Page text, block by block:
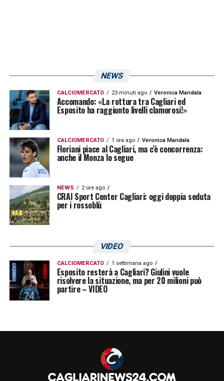
NEWS
CALCIOMERCATO 23 minuti ago Veronica Mandala
Accomando: «La rottura tra Cagliari ed
Esposito ha raggiunto livelli clamorosi!»
CALCIOMERCATO 1 ora ago Veronica Mandala
Floriani piace al Cagliari, ma c’è concorrenza:
anche il Monza lo segue
NEWS 2 ore ago
CRAI Sport Center Cagliari: oggi doppia seduta
per i rossoblù
VIDEO
CALCIOMERCATO 1 settimana ago
Esposito resterà a Cagliari? Giulini vuole
risolvere la situazione, ma per 20 milioni può
partire – VIDEO